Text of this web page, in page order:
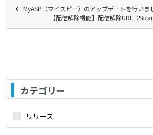
MyASP（マイスピー）のアップデートを行いま
【配信解除機能】配信解除URL（
カテゴリー
リリース